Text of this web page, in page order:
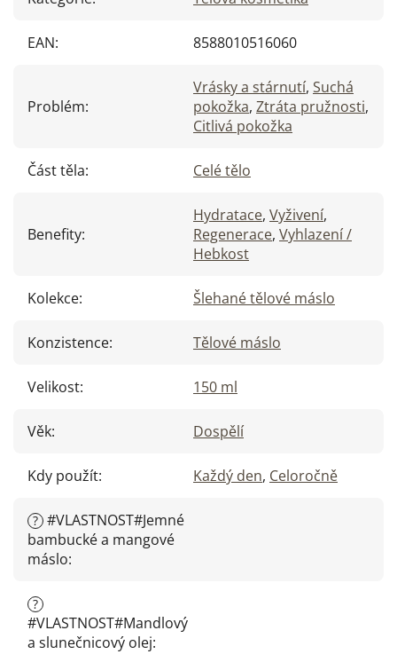
EAN: 8588010516060
Problém:
Vrásky a stárnutí, Suchá
pokožka, Ztráta pružnosti,
Citlivá pokožka
Část těla: Celé tělo
Benefity:
Hydratace, Vyživení,
Regenerace, Vyhlazení /
Hebkost
Kolekce: Šlehané tělové máslo
Konzistence: Tělové máslo
Velikost: 150 ml
Věk: Dospělí
Kdy použít: Každý den, Celoročně
? #VLASTNOST#Jemné
bambucké a mangové
máslo:
?
#VLASTNOST#Mandlový
a slunečnicový olej: